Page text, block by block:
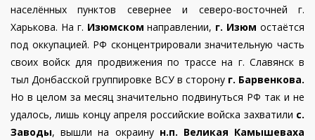
населённых пунктов севернее и северо-восточней г.
Харькова. На г. Изюмском направлении, г. Изюм остаётся
под оккупацией. РФ сконцентрировали значительную часть
своих войск для продвижения по трассе на г. Славянск в
тыл Донбасской группировке ВСУ в сторону г. Барвенкова.
Но в целом за месяц значительно подвинуться РФ так и не
удалось, лишь концу апреля российские войска захватили с.
Заводы, вышли на окраинун.п. Великая Камышеваха